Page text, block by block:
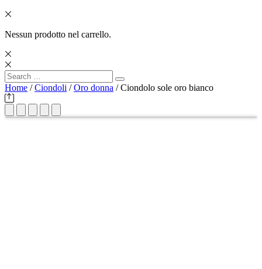
Nessun prodotto nel carrello.
Search
for:
Search
Home /Ciondoli /Oro donna / Ciondolo sole oro bianco